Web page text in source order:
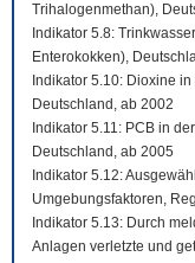
Trihalogenmethan),
Indikator 5.8:
Enterokokken),
Indikator 5.10: Dioxine
Deutschland, ab 2002
Indikator 5.11: PCB in
Deutschland, ab 2005
Indikator 5.12:
Umgebungsfaktoren,
Indikator 5.13: Durch
Anlagen verletzte und